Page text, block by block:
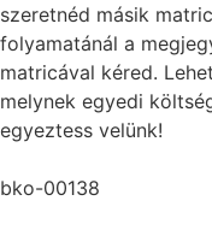
szeretnéd másik
folyamatánál a
matricával kéred.
melynek egyedi
egyeztess velünk!
bko-00138